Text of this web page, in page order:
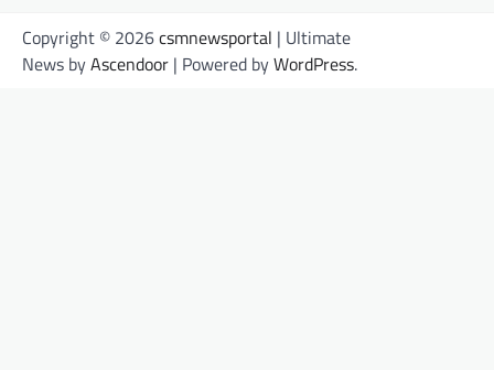
Copyright © 2026csmnewsportal | Ultimate
News byAscendoor | Powered byWordPress.